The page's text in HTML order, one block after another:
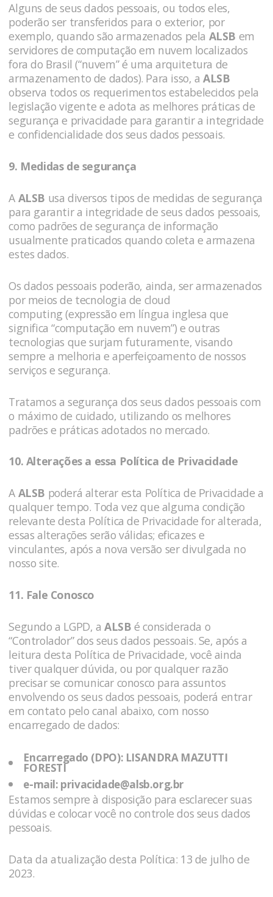
Alguns de seus dados pessoais, ou todos eles,
poderão ser transferidos para o exterior, por
exemplo, quando são armazenados pela ALSB em
servidores de computação em nuvem localizados
fora do Brasil (“nuvem” é uma arquitetura de
armazenamento de dados). Para isso, aALSB
observa todos os requerimentos estabelecidos pela
legislação vigente e adota as melhores práticas de
segurança e privacidade para garantir a integridade
e confidencialidade dos seus dados pessoais.
9. Medidas de segurança
A ALSB usa diversos tipos de medidas de segurança
para garantir a integridade de seus dados pessoais,
como padrões de segurança de informação
usualmente praticados quando coleta e armazena
estes dados.
Os dados pessoais poderão, ainda, ser armazenados
por meios de tecnologia de cloud
computing (expressão em língua inglesa que
significa “computação em nuvem”) e outras
tecnologias que surjam futuramente, visando
sempre a melhoria e aperfeiçoamento de nossos
serviços e segurança.
Tratamos a segurança dos seus dados pessoais com
o máximo de cuidado, utilizando os melhores
padrões e práticas adotados no mercado.
10. Alterações a essa Política de Privacidade
A ALSB poderá alterar esta Política de Privacidade a
qualquer tempo. Toda vez que alguma condição
relevante desta Política de Privacidade for alterada,
essas alterações serão válidas; eficazes e
vinculantes, após a nova versão ser divulgada no
nosso site.
11. Fale Conosco
Segundo a LGPD, aALSB é considerada o
“Controlador” dos seus dados pessoais. Se, após a
leitura desta Política de Privacidade, você ainda
tiver qualquer dúvida, ou por qualquer razão
precisar se comunicar conosco para assuntos
envolvendo os seus dados pessoais, poderá entrar
em contato pelo canal abaixo, com nosso
encarregado de dados:
Encarregado (DPO): LISANDRA MAZUTTI
FORESTI
e-mail: privacidade@alsb.org.br
Estamos sempre à disposição para esclarecer suas
dúvidas e colocar você no controle dos seus dados
pessoais.
Data da atualização desta Política: 13 de julho de
2023.